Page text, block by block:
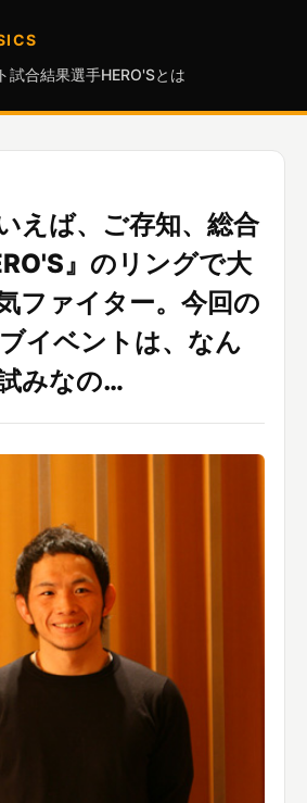
試合結果選手HERO'Sとは
えば、ご存知、総合
』のリングで大
ファイター。今回の
イベントは、なん
みなの…